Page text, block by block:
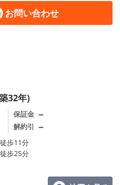
お問い合わせ
32年)
保証金 －
解約引 －
歩11分
歩25分